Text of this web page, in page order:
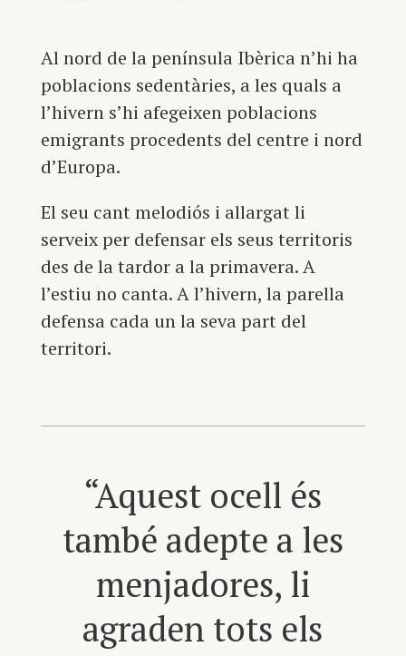
Al nord de la península Ibèrica n’hi ha
poblacions sedentàries, a les quals a
l’hivern s’hi afegeixen poblacions
emigrants procedents del centre i nord
d’Europa.
El seu cant melodiós i allargat li
serveix per defensar els seus territoris
des de la tardor a la primavera. A
l’estiu no canta. A l’hivern, la parella
defensa cada un la seva part del
territori.
“Aquest ocell és
també adepte a les
menjadores, li
agraden tots els